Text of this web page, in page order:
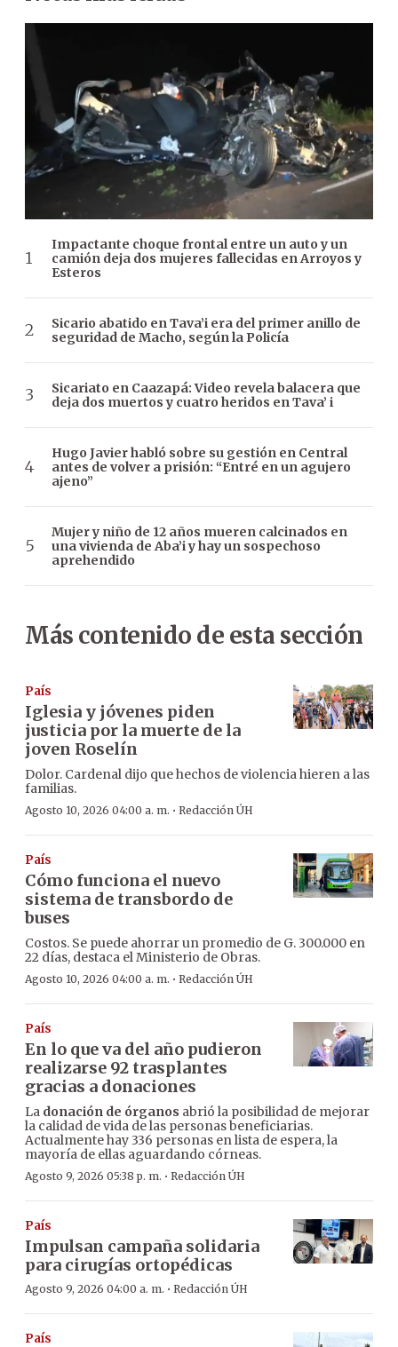
Impactante choque frontal entre un auto y un
camión deja dos mujeres fallecidas en Arroyos y
Esteros
Sicario abatido en Tava’i era del primer anillo de
seguridad de Macho, según la Policía
Sicariato en Caazapá: Video revela balacera que
deja dos muertos y cuatro heridos en Tava’ i
Hugo Javier habló sobre su gestión en Central
antes de volver a prisión: “Entré en un agujero
ajeno”
Mujer y niño de 12 años mueren calcinados en
una vivienda de Aba’i y hay un sospechoso
aprehendido
Más contenido de esta sección
País
Iglesia y jóvenes piden
justicia por la muerte de la
joven Roselín
Dolor. Cardenal dijo que hechos de violencia hieren a las
familias.
Agosto 10, 2026 04:00 a. m. · Redacción ÚH
País
Cómo funciona el nuevo
sistema de transbordo de
buses
Costos. Se puede ahorrar un promedio de G. 300.000 en
22 días, destaca el Ministerio de Obras.
Agosto 10, 2026 04:00 a. m. · Redacción ÚH
País
En lo que va del año pudieron
realizarse 92 trasplantes
gracias a donaciones
La donación de órganos abrió la posibilidad de mejorar
la calidad de vida de las personas beneficiarias.
Actualmente hay 336 personas en lista de espera, la
mayoría de ellas aguardando córneas.
Agosto 9, 2026 05:38 p. m. · Redacción ÚH
País
Impulsan campaña solidaria
para cirugías ortopédicas
Agosto 9, 2026 04:00 a. m. · Redacción ÚH
País